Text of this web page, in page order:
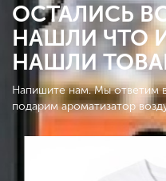
ОСТАЛИСЬ
НАШЛИ ЧТО
НАШЛИ
Напишите нам. Мы ответим
подарим ароматизатор